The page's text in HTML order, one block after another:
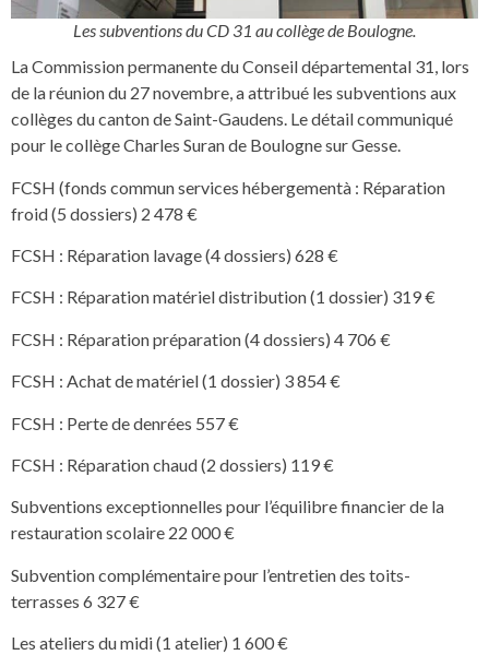
Les subventions du CD 31 au collège de Boulogne.
La Commission permanente du Conseil départemental 31, lors
de la réunion du 27 novembre, a attribué les subventions aux
collèges du canton de Saint-Gaudens. Le détail communiqué
pour le collège Charles Suran de Boulogne sur Gesse.
FCSH (fonds commun services hébergementà : Réparation
froid (5 dossiers) 2 478 €
FCSH : Réparation lavage (4 dossiers) 628 €
FCSH : Réparation matériel distribution (1 dossier) 319 €
FCSH : Réparation préparation (4 dossiers) 4 706 €
FCSH : Achat de matériel (1 dossier) 3 854 €
FCSH : Perte de denrées 557 €
FCSH : Réparation chaud (2 dossiers) 119 €
Subventions exceptionnelles pour l’équilibre financier de la
restauration scolaire 22 000 €
Subvention complémentaire pour l’entretien des toits-
terrasses 6 327 €
Les ateliers du midi (1 atelier) 1 600 €